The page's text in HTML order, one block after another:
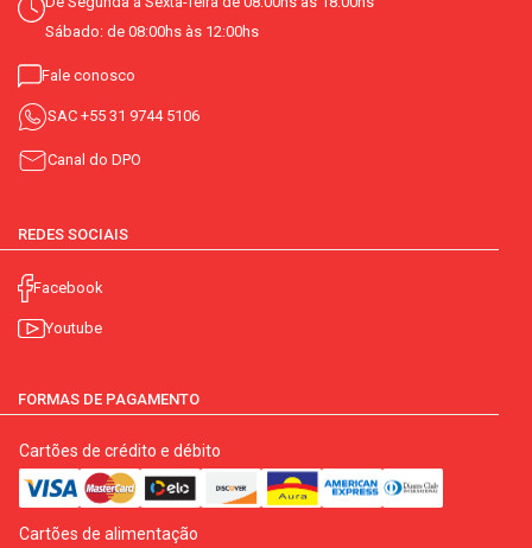
Sábado: de 08:00hs às 12:00hs
Fale conosco
SAC +55 31 9744 5106
Canal do DPO
REDES SOCIAIS
Facebook
Youtube
FORMAS DE PAGAMENTO
Cartões de crédito e débito
Cartões de alimentação